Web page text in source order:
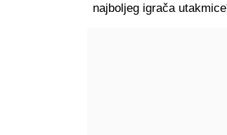
najboljeg igrača